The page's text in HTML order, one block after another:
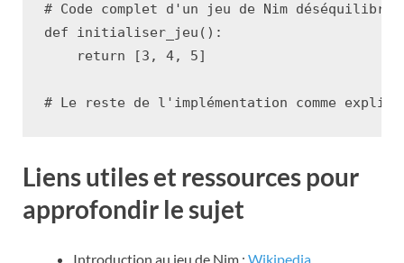
# Code complet d'un jeu de Nim déséquilibré
def
initialiser_jeu ():
return
[3 , 4, 5]
# Le reste de l'implémentation comme expliqué
Liens utiles et ressources pour
approfondir le sujet
Introduction au jeu de Nim : Wikipedia